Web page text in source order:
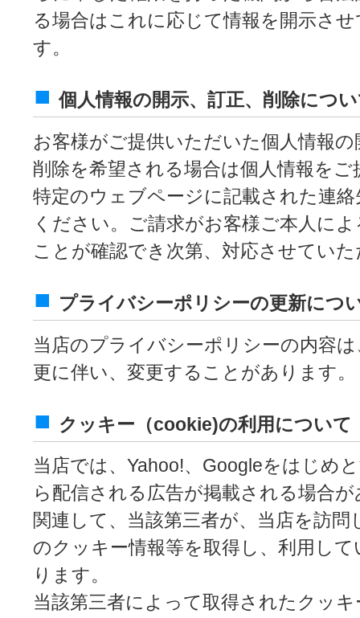
る場合はこれに応じて情報を開示さ
す。
個人情報の開示、訂正、削除につ
お客様がご提供いただいた個人情報の
削除を希望される場合は個人情報をご
特定のウェブページに記載された連
ください。ご請求がお客様ご本人に
ことが確認でき次第、対応させてい
プライバシーポリシーの更新につ
当店のプライバシーポリシーの内容
更に伴い、変更することがあります。
クッキー（cookie)の利用について
当店では、Yahoo!、Googleをはじめ
ら配信される広告が掲載される場合
関連して、当該第三者が、当店を訪問
のクッキー情報等を取得し、利用し
ります。
当該第三者によって取得されたクッ